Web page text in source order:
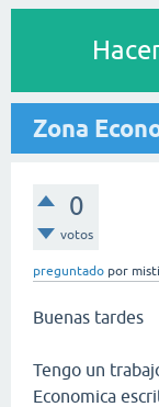
Zona
0
votos
preguntado por
Buenas tardes
Tengo un
Economica